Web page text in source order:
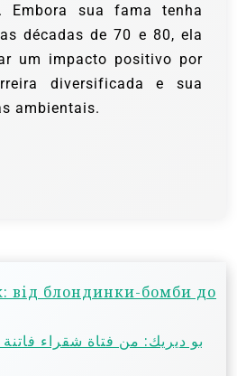
Embora sua fama tenha
décadas de 70 e 80, ela
um impacto positivo por
diversificada e sua
ambientais.
від блондинки-бомби до
بو ديريك: من فتاة شقراء